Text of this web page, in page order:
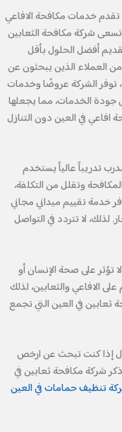
خدمات مكافحة الافاعي
شركة مكافحة الثعابين
أفضل الحلول بأقل
العملاء الذين يبحثون عن
الشركة عروضًا وخدمات
الخدمات، مما يجعلها
في العين دون التنازل
تدريباً عالياً يستخدم
وتقلل من التكلفة،
خدمة تقييم ميداني مجاني
لا تتردد في التواصل
على صحة الإنسان أو
الافاعي والثعابين، لذلك
في العين التي تجمع
إذا كنت تبحث عن ارخص
شركة مكافحة ثعابين في
تنظيف حمامات في العين